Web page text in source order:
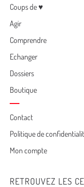
Menu
Coups de ♥
Agir
Comprendre
Echanger
Dossiers
Boutique
Cemea
footer
Contact
Politique de
Mon compte
RETROUVEZ LES